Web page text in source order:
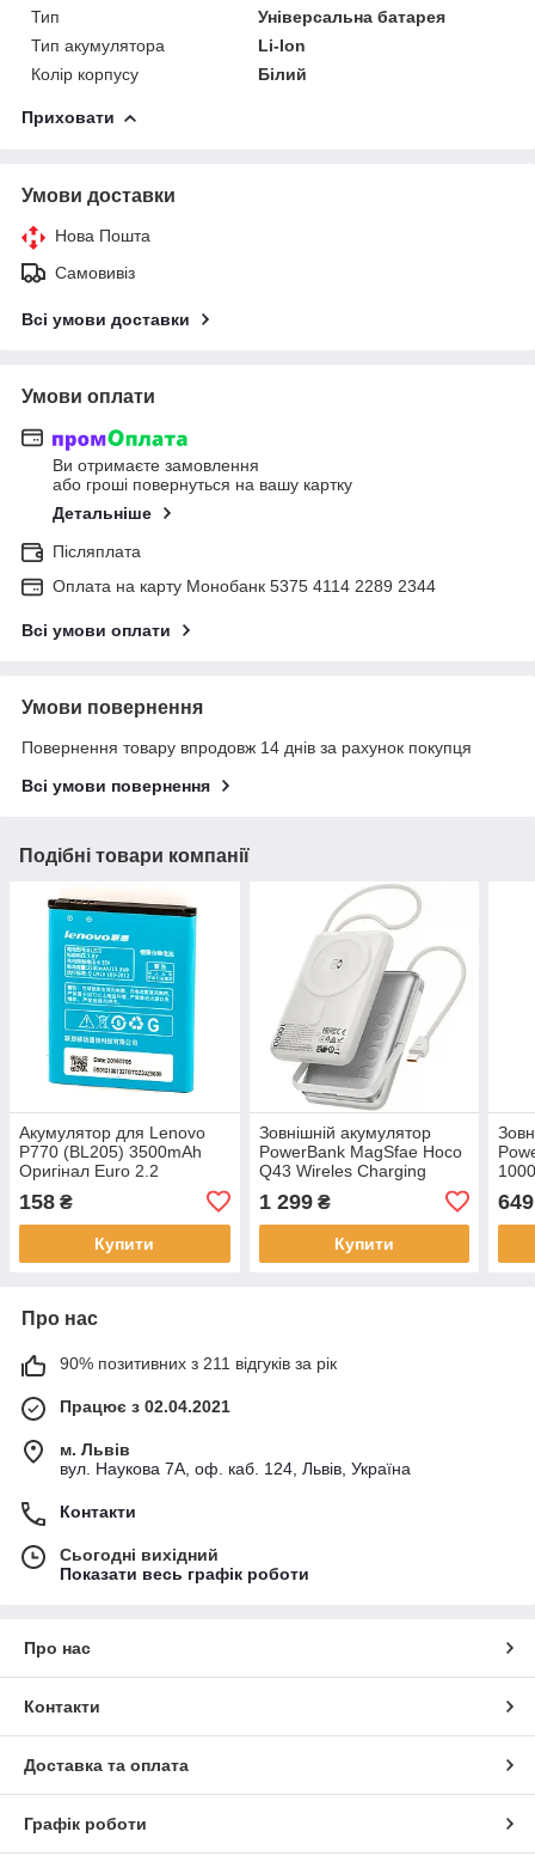
Тип
Універсальна батарея
Тип акумулятора
Li-Ion
Колір корпусу
Білий
Приховати
Умови доставки
Нова Пошта
Самовивіз
Всі умови доставки
Умови оплати
Ви отримаєте замовлення
або гроші повернуться на вашу картку
Детальніше
Післяплата
Оплата на карту Монобанк 5375 4114 2289 2344
Всі умови оплати
Умови повернення
Повернення товару впродовж 14 днів за рахунок покупця
Всі умови повернення
Подібні товари компанії
Акумулятор для Lenovo
P770 (BL205) 3500mAh
Оригінал Euro 2.2
158 ₴
Купити
Зовнішній акумулятор
PowerBank MagSfae Hoco
Q43 Wireles Charging
1 299₴
Купити
649
Про нас
90% позитивних з 211 відгуків за рік
Працює з 02.04.2021
м. Львів
вул. Наукова 7А, оф. каб. 124, Львів, Україна
Контакти
Сьогодні вихідний
Показати весь графік роботи
Про нас
Контакти
Доставка та оплата
Графік роботи